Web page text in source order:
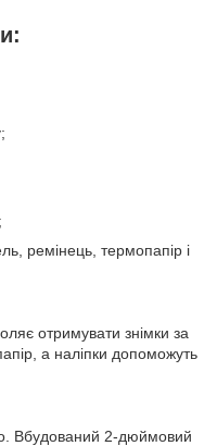
ремінець, термопапір і
отримувати знімки за
а наліпки допоможуть
Вбудований 2-дюймовий